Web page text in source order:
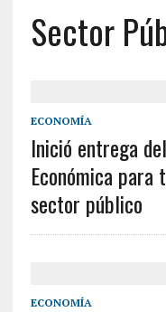
Sector
ECONOMÍA
Inició entrega
Económica
sector público
ECONOMÍA